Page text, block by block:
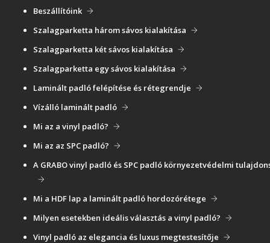
Beszállítóink
Szalagparketta három sávos kialakítása
Szalagparketta két sávos kialakítása
Szalagparketta egy sávos kialakítása
Laminált padló felépítése és rétegrendje
Vízálló laminált padló
Mi az a vinyl padló?
Mi az az SPC padló?
A GRABO vinyl padló és SPC padló környezetvédelmi
Mi a HDF lap a laminált padló hordozórétege
Milyen esetekben ideális választás a vinyl padló?
Vinyl padló az elegancia és luxus megtestesítője